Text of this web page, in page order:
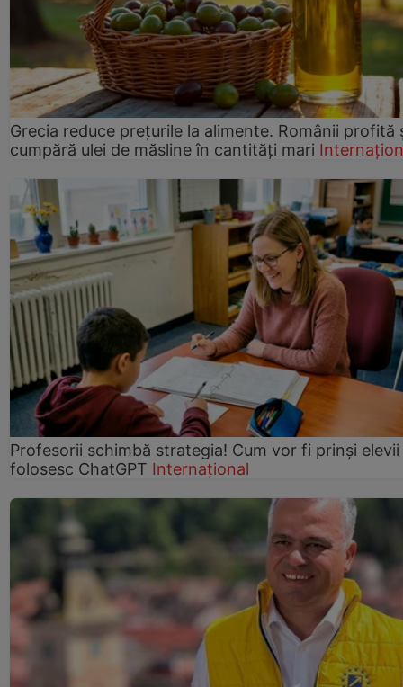
Grecia reduce prețurile la alimente. Românii profită
cumpără ulei de măsline în cantități mari
Profesorii schimbă strategia! Cum vor fi prinși elevii
folosesc ChatGPT Internațional